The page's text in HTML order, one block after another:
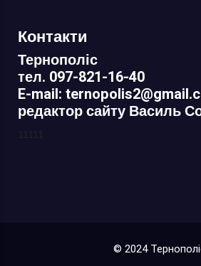
Контакти
Тернополіс
тел. 097-821-16-40
E-mail:
редактор сайту Василь
© 2024